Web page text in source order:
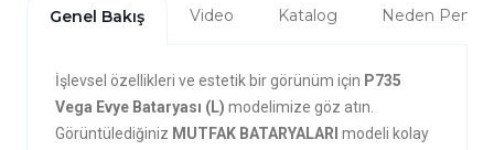
Genel Bakış Video Katalog Neden Penta?
İşlevsel özellikleri ve estetik bir görünüm için P735
Vega Evye Bataryası (L) modelimize göz atın.
Görüntülediğiniz MUTFAK BATARYALARI modeli kolay